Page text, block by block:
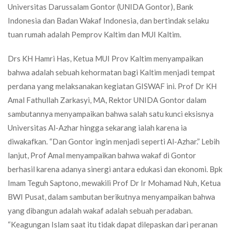
Universitas Darussalam Gontor (UNIDA Gontor), Bank
Indonesia dan Badan Wakaf Indonesia, dan bertindak selaku
tuan rumah adalah Pemprov Kaltim dan MUI Kaltim.
Drs KH Hamri Has, Ketua MUI Prov Kaltim menyampaikan
bahwa adalah sebuah kehormatan bagi Kaltim menjadi tempat
perdana yang melaksanakan kegiatan GISWAF ini. Prof Dr KH
Amal Fathullah Zarkasyi, MA, Rektor UNIDA Gontor dalam
sambutannya menyampaikan bahwa salah satu kunci eksisnya
Universitas Al-Azhar hingga sekarang ialah karena ia
diwakafkan. “Dan Gontor ingin menjadi seperti Al-Azhar.” Lebih
lanjut, Prof Amal menyampaikan bahwa wakaf di Gontor
berhasil karena adanya sinergi antara edukasi dan ekonomi. Bpk
Imam Teguh Saptono, mewakili Prof Dr Ir Mohamad Nuh, Ketua
BWI Pusat, dalam sambutan berikutnya menyampaikan bahwa
yang dibangun adalah wakaf adalah sebuah peradaban.
“Keagungan Islam saat itu tidak dapat dilepaskan dari peranan